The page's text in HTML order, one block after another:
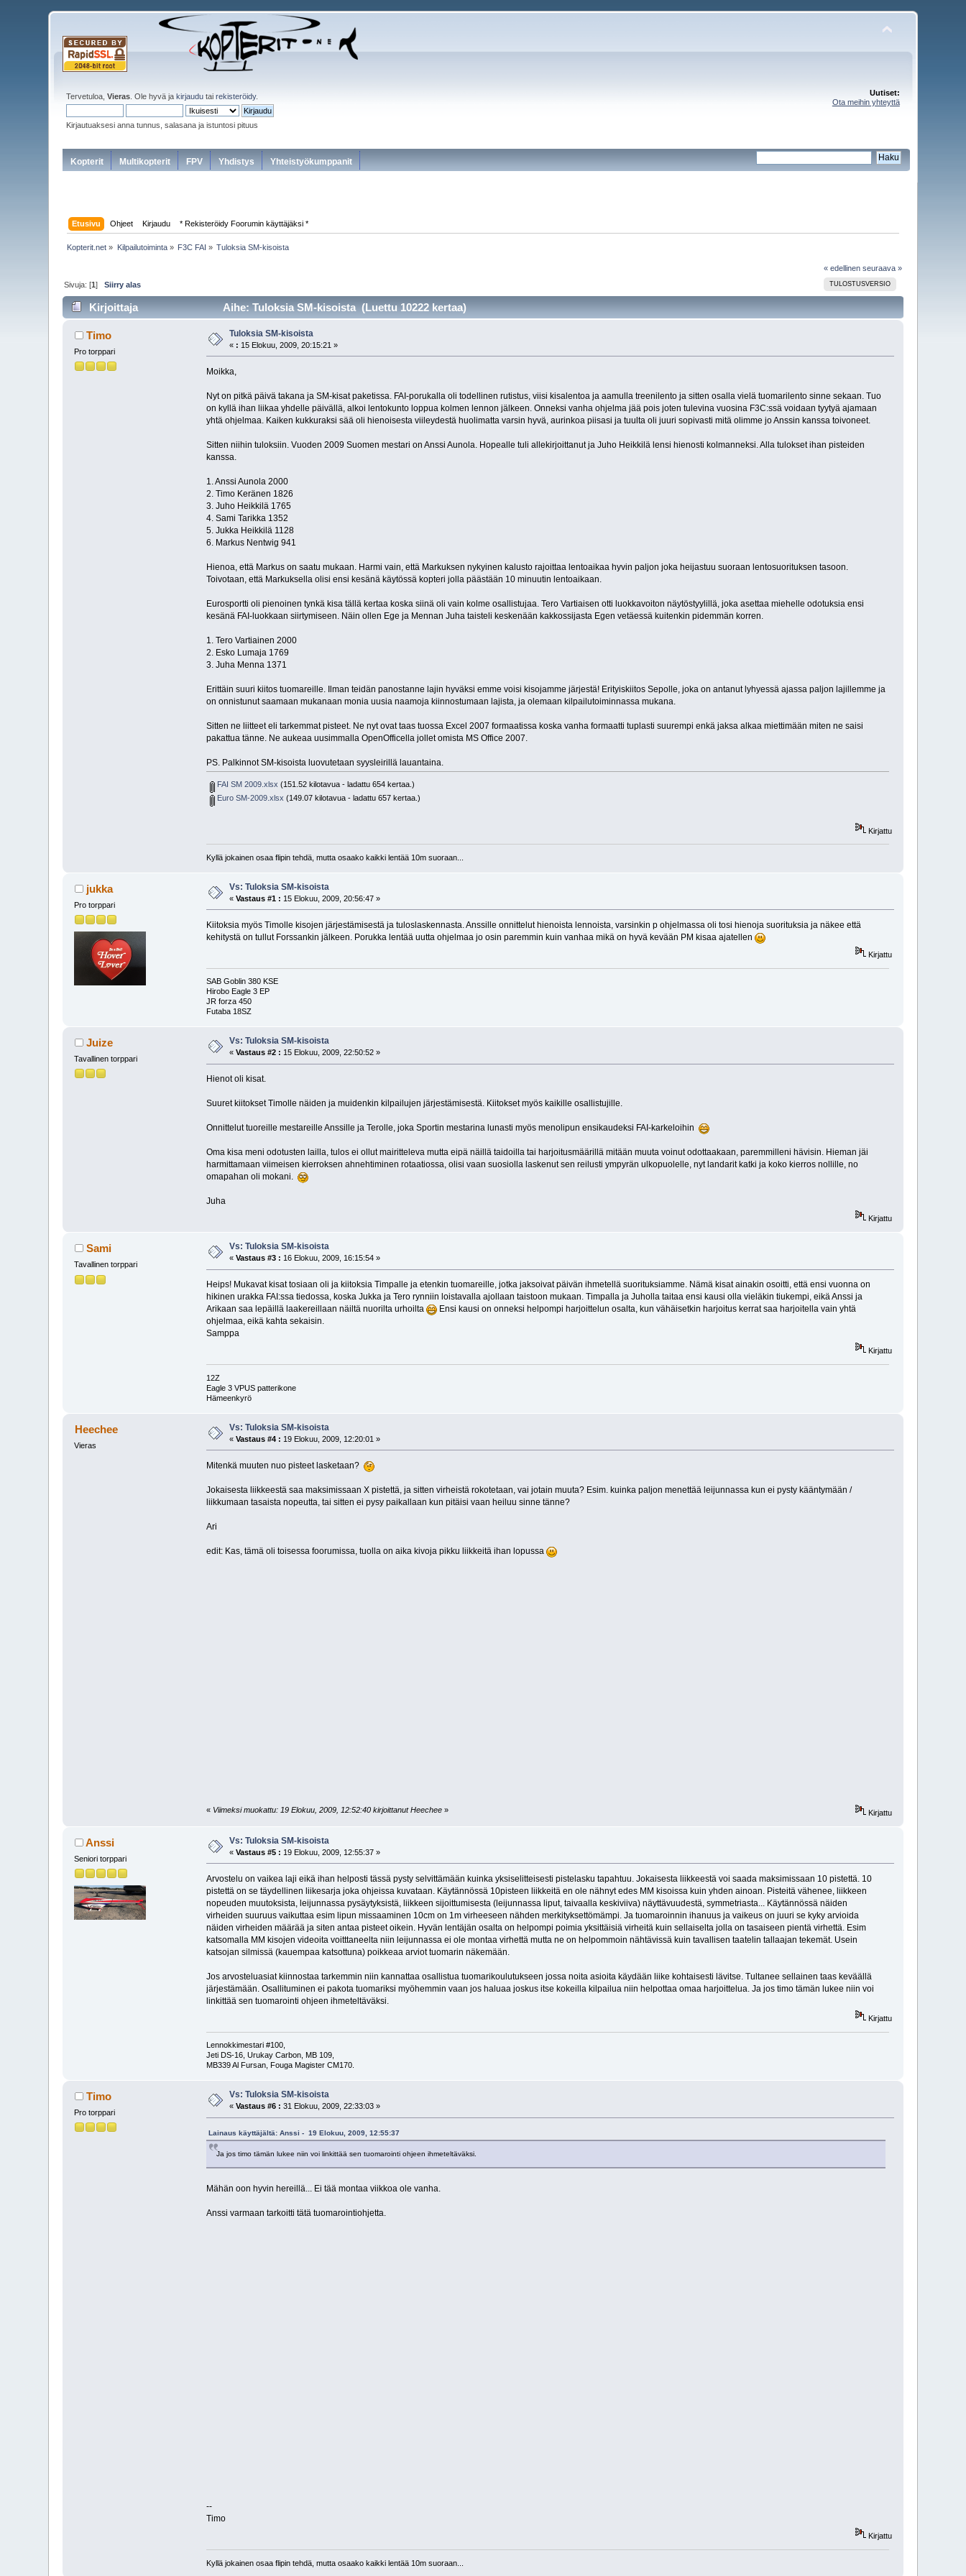
Tervetuloa,Vieras . Ole hyvä jakirjaudu tairekisteröidy.
Kirjautuaksesi anna tunnus, salasana ja istuntosi pituus
Uutiset:
Ota meihin yhteyttä
Kopterit Multikopterit FPV Yhdistys Yhteistyökumppanit
Etusivu Ohjeet Kirjaudu * Rekisteröidy Foorumin käyttäjäksi *
Kopterit.net » Kilpailutoiminta» F3C FAI » Tuloksia SM-kisoista
« edellinen seuraava »
TULOSTUSVERSIO
Sivuja: [1]Siirry alas
Kirjoittaja Aihe: Tuloksia SM-kisoista (Luettu 10222 kertaa)
Timo
Pro torppari
Tuloksia SM-kisoista
« : 15 Elokuu, 2009, 20:15:21 »
Moikka,
Nyt on pitkä päivä takana ja SM-kisat paketissa. FAI-porukalla oli todellinen rutistus, viisi kisalentoa ja aamulla treenilento ja sitten osalla vielä tuomarilento sinne sekaan. Tuo
on kyllä ihan liikaa yhdelle päivällä, alkoi lentokunto loppua kolmen lennon jälkeen. Onneksi vanha ohjelma jää pois joten tulevina vuosina F3C:ssä voidaan tyytyä ajamaan
yhtä ohjelmaa. Kaiken kukkuraksi sää oli hienoisesta viileydestä huolimatta varsin hyvä, aurinkoa piisasi ja tuulta oli juuri sopivasti mitä olimme jo Anssin kanssa toivoneet.
Sitten niihin tuloksiin. Vuoden 2009 Suomen mestari on Anssi Aunola. Hopealle tuli allekirjoittanut ja Juho Heikkilä lensi hienosti kolmanneksi. Alla tulokset ihan pisteiden
kanssa.
1. Anssi Aunola 2000
2. Timo Keränen 1826
3. Juho Heikkilä 1765
4. Sami Tarikka 1352
5. Jukka Heikkilä 1128
6. Markus Nentwig 941
Hienoa, että Markus on saatu mukaan. Harmi vain, että Markuksen nykyinen kalusto rajoittaa lentoaikaa hyvin paljon joka heijastuu suoraan lentosuorituksen tasoon.
Toivotaan, että Markuksella olisi ensi kesänä käytössä kopteri jolla päästään 10 minuutin lentoaikaan.
Eurosportti oli pienoinen tynkä kisa tällä kertaa koska siinä oli vain kolme osallistujaa. Tero Vartiaisen otti luokkavoiton näytöstyylillä, joka asettaa miehelle odotuksia ensi
kesänä FAI-luokkaan siirtymiseen. Näin ollen Ege ja Mennan Juha taisteli keskenään kakkossijasta Egen vetäessä kuitenkin pidemmän korren.
1. Tero Vartiainen 2000
2. Esko Lumaja 1769
3. Juha Menna 1371
Erittäin suuri kiitos tuomareille. Ilman teidän panostanne lajin hyväksi emme voisi kisojamme järjestä! Erityiskiitos Sepolle, joka on antanut lyhyessä ajassa paljon lajillemme ja
on onnistunut saamaan mukanaan monia uusia naamoja kiinnostumaan lajista, ja olemaan kilpailutoiminnassa mukana.
Sitten ne liitteet eli tarkemmat pisteet. Ne nyt ovat taas tuossa Excel 2007 formaatissa koska vanha formaatti tuplasti suurempi enkä jaksa alkaa miettimään miten ne saisi
pakattua tänne. Ne aukeaa uusimmalla OpenOfficella jollet omista MS Office 2007.
PS. Palkinnot SM-kisoista luovutetaan syysleirillä lauantaina.
FAI SM 2009.xlsx (151.52 kilotavua - ladattu 654 kertaa.)
Euro SM-2009.xlsx (149.07 kilotavua - ladattu 657 kertaa.)
Kirjattu
Kyllä jokainen osaa flipin tehdä, mutta osaako kaikki lentää 10m suoraan...
jukka
Pro torppari
Vs: Tuloksia SM-kisoista
«Vastaus #1 : 15 Elokuu, 2009, 20:56:47 »
Kiitoksia myös Timolle kisojen järjestämisestä ja tuloslaskennasta. Anssille onnittelut hienoista lennoista, varsinkin p ohjelmassa oli tosi hienoja suorituksia ja näkee että
kehitystä on tullut Forssankin jälkeen. Porukka lentää uutta ohjelmaa jo osin paremmin kuin vanhaa mikä on hyvä kevään PM kisaa ajatellen
Kirjattu
SAB Goblin 380 KSE
Hirobo Eagle 3 EP
JR forza 450
Futaba 18SZ
Juize
Tavallinen torppari
Vs: Tuloksia SM-kisoista
«Vastaus #2 : 15 Elokuu, 2009, 22:50:52 »
Hienot oli kisat.
Suuret kiitokset Timolle näiden ja muidenkin kilpailujen järjestämisestä. Kiitokset myös kaikille osallistujille.
Onnittelut tuoreille mestareille Anssille ja Terolle, joka Sportin mestarina lunasti myös menolipun ensikaudeksi FAI-karkeloihin
Oma kisa meni odotusten lailla, tulos ei ollut mairitteleva mutta eipä näillä taidoilla tai harjoitusmäärillä mitään muuta voinut odottaakaan, paremmilleni hävisin. Hieman jäi
harmittamaan viimeisen kierroksen ahnehtiminen rotaatiossa, olisi vaan suosiolla laskenut sen reilusti ympyrän ulkopuolelle, nyt landarit katki ja koko kierros nollille, no
omapahan oli mokani.
Juha
Kirjattu
Sami
Tavallinen torppari
Vs: Tuloksia SM-kisoista
«Vastaus #3 : 16 Elokuu, 2009, 16:15:54 »
Heips! Mukavat kisat tosiaan oli ja kiitoksia Timpalle ja etenkin tuomareille, jotka jaksoivat päivän ihmetellä suorituksiamme. Nämä kisat ainakin osoitti, että ensi vuonna on
hikinen urakka FAI:ssa tiedossa, koska Jukka ja Tero rynniin loistavalla ajollaan taistoon mukaan. Timpalla ja Juholla taitaa ensi kausi olla vieläkin tiukempi, eikä Anssi ja
Arikaan saa lepäillä laakereillaan näiltä nuorilta urhoilta
Ensi kausi on onneksi helpompi harjoittelun osalta, kun vähäisetkin harjoitus kerrat saa harjoitella vain yhtä
ohjelmaa, eikä kahta sekaisin.
Samppa
Kirjattu
12Z
Eagle 3 VPUS patterikone
Hämeenkyrö
Heechee
Vieras
Vs: Tuloksia SM-kisoista
«Vastaus #4 : 19 Elokuu, 2009, 12:20:01 »
Mitenkä muuten nuo pisteet lasketaan?
Jokaisesta liikkeestä saa maksimissaan X pistettä, ja sitten virheistä rokotetaan, vai jotain muuta? Esim. kuinka paljon menettää leijunnassa kun ei pysty kääntymään /
liikkumaan tasaista nopeutta, tai sitten ei pysy paikallaan kun pitäisi vaan heiluu sinne tänne?
Ari
edit: Kas, tämä oli toisessa foorumissa, tuolla on aika kivoja pikku liikkeitä ihan lopussa
« Viimeksi muokattu: 19 Elokuu, 2009, 12:52:40 kirjoittanut Heechee» Kirjattu
Anssi
Seniori torppari
Vs: Tuloksia SM-kisoista
«Vastaus #5 : 19 Elokuu, 2009, 12:55:37 »
Arvostelu on vaikea laji eikä ihan helposti tässä pysty selvittämään kuinka yksiselitteisesti pistelasku tapahtuu. Jokaisesta liikkeestä voi saada maksimissaan 10 pistettä. 10
pistettä on se täydellinen liikesarja joka ohjeissa kuvataan. Käytännössä 10pisteen liikkeitä en ole nähnyt edes MM kisoissa kuin yhden ainoan. Pisteitä vähenee, liikkeen
nopeuden muutoksista, leijunnassa pysäytyksistä, liikkeen sijoittumisesta (leijunnassa liput, taivaalla keskiviiva) näyttävuudestä, symmetriasta... Käytännössä näiden
virheiden suuruus vaikuttaa esim lipun missaaminen 10cm on 1m virheeseen nähden merkityksettömämpi. Ja tuomaroinnin ihanuus ja vaikeus on juuri se kyky arvioida
näiden virheiden määrää ja siten antaa pisteet oikein. Hyvän lentäjän osalta on helpompi poimia yksittäisiä virheitä kuin sellaiselta jolla on tasaiseen pientä virhettä. Esim
katsomalla MM kisojen videoita voitttaneelta niin leijunnassa ei ole montaa virhettä mutta ne on helpommoin nähtävissä kuin tavallisen taatelin tallaajan tekemät. Usein
katsojan silmissä (kauempaa katsottuna) poikkeaa arviot tuomarin näkemään.
Jos arvosteluasiat kiinnostaa tarkemmin niin kannattaa osallistua tuomarikoulutukseen jossa noita asioita käydään liike kohtaisesti lävitse. Tultanee sellainen taas keväällä
järjestämään. Osallituminen ei pakota tuomariksi myöhemmin vaan jos haluaa joskus itse kokeilla kilpailua niin helpottaa omaa harjoittelua. Ja jos timo tämän lukee niin voi
linkittää sen tuomarointi ohjeen ihmeteltäväksi.
Kirjattu
Lennokkimestari #100,
Jeti DS-16, Urukay Carbon, MB 109,
MB339 Al Fursan, Fouga Magister CM170.
Timo
Pro torppari
Vs: Tuloksia SM-kisoista
«Vastaus #6 : 31 Elokuu, 2009, 22:33:03 »
Lainaus käyttäjältä: Anssi - 19 Elokuu, 2009, 12:55:37
Ja jos timo tämän lukee niin voi linkittää sen tuomarointi ohjeen ihmeteltäväksi.
Mähän oon hyvin hereillä... Ei tää montaa viikkoa ole vanha.
Anssi varmaan tarkoitti tätä tuomarointiohjetta.
--
Timo
Kirjattu
Kyllä jokainen osaa flipin tehdä, mutta osaako kaikki lentää 10m suoraan...